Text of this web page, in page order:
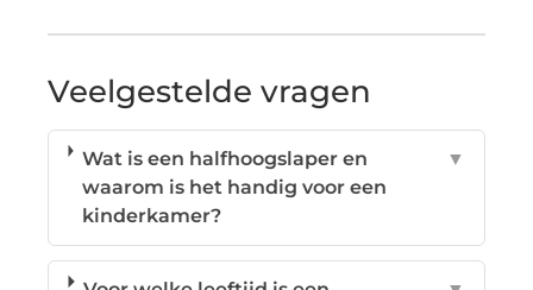
Veelgestelde vragen
Wat is een halfhoogslaper en
waarom is het handig voor een
kinderkamer?
▼